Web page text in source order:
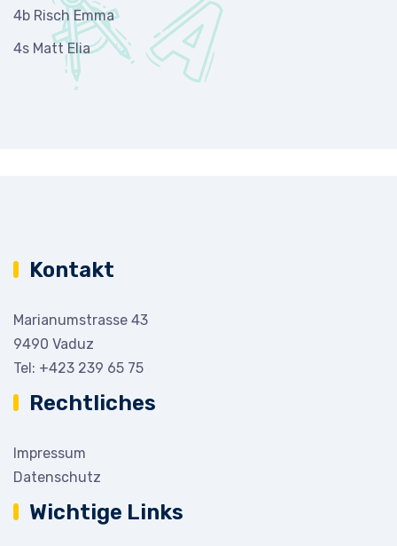
4b Risch Emma
4s Matt Elia
Kontakt
Marianumstrasse 43
9490 Vaduz
Tel: +423 239 65 75
Rechtliches
Impressum
Datenschutz
Wichtige Links